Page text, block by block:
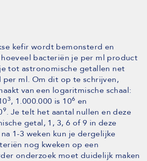
kefir wordt bemonsterd en
bacteriën je per ml product
tot astronomische getallen net
per ml. Om dit op te schrijven,
van een logaritmische schaal:
3, 1.000.000 is 106 en
9. Je telt het aantal nullen en deze
getal, 1, 3, 6 of 9 in deze
1-3 weken kun je dergelijke
nog kweken op een
onderzoek moet duidelijk maken